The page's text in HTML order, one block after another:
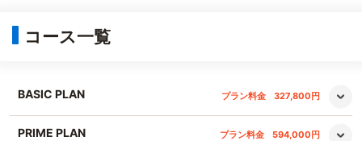
コース一覧
BASIC PLAN プラン料金 327,800円
PRIME PLAN プラン料金 594,000円